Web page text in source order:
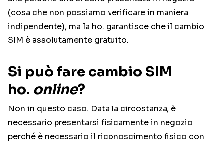
(cosa che non possiamo verificare in maniera
indipendente), ma la ho. garantisce che il cambio
SIM è assolutamente gratuito.
Si può fare cambio SIM
ho. online?
Non in questo caso. Data la circostanza, è
necessario presentarsi fisicamente in negozio
perché è necessario il riconoscimento fisico con